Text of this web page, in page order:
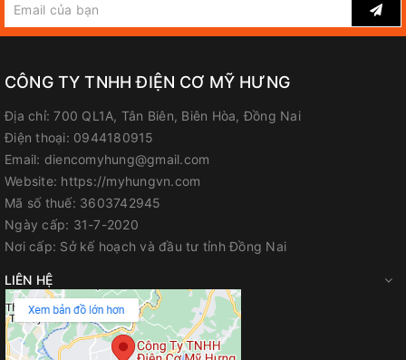
Gmail:makitadongnai@gmail.com
CÔNG TY TNHH ĐIỆN CƠ MỸ HƯNG
Địa chỉ: 700 QL1A, Tân Biên, Biên Hòa, Đồng Nai
Điện thoại: 0944180915
Email: diencomyhung@gmail.com
Website: https://myhungvn.com
Mã số thuế: 3603742945
Ngày cấp: 31-7-2020
Nơi cấp: Sở kế hoạch và đầu tư tỉnh Đồng Nai
LIÊN HỆ